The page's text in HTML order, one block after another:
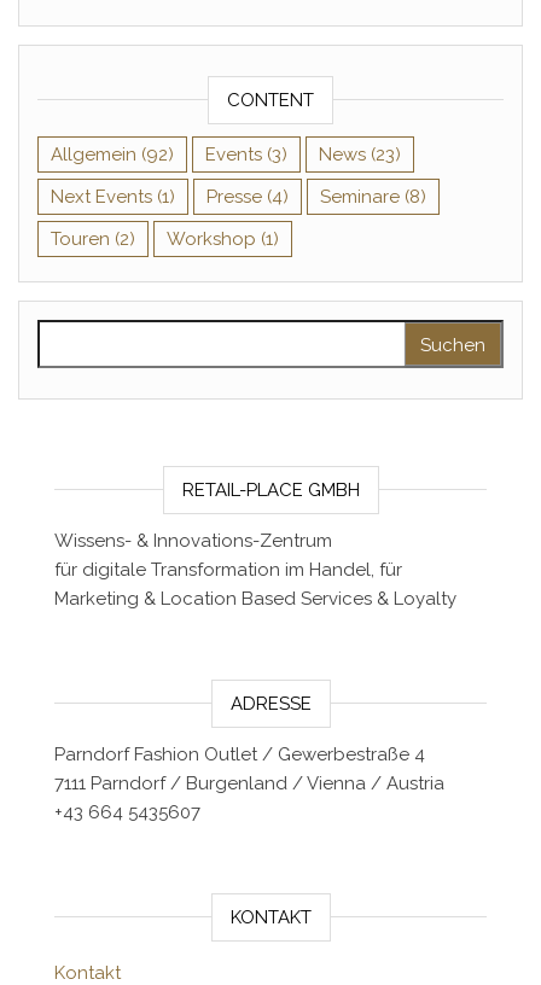
CONTENT
Allgemein (92) Events (3) News (23)
Next Events (1) Presse (4) Seminare (8)
Touren (2) Workshop (1)
RETAIL-PLACE GMBH
Wissens- & Innovations-Zentrum
für digitale Transformation im Handel, für
Marketing & Location Based Services & Loyalty
ADRESSE
Parndorf Fashion Outlet / Gewerbestraße 4
7111 Parndorf / Burgenland / Vienna / Austria
+43 664 5435607
KONTAKT
Kontakt